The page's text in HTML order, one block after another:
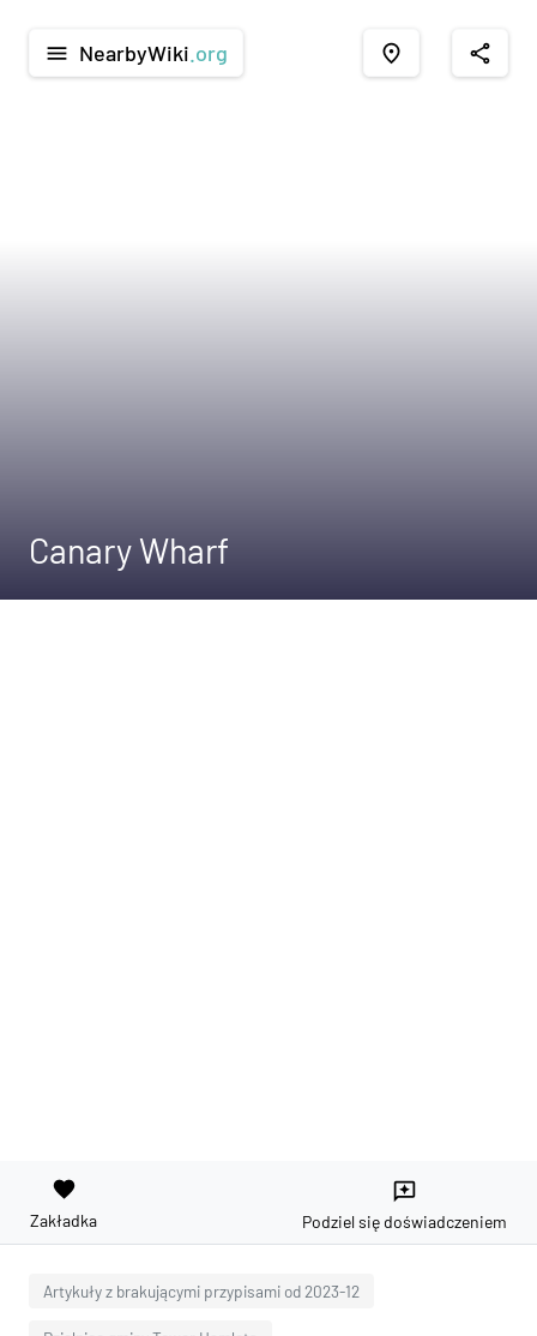
menu NearbyWiki .org place share
Canary Wharf
favorite
Zakładka
reviews
Podziel się doświadczeniem
Artykuły z brakującymi przypisami od 2023-12